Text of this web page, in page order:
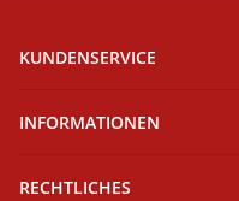
KUNDENSERVICE
INFORMATIONEN
RECHTLICHES